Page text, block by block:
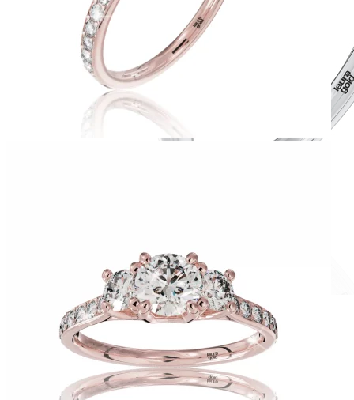
Romantic Collection
Zásnubné prstne z kolekcie Romantic.